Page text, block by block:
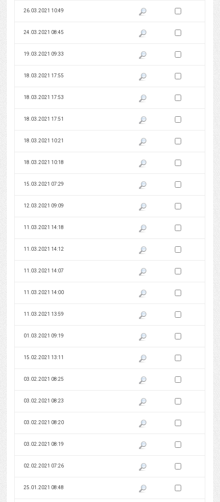
26.03.2021 10:49 Pokaż podgląd wersji z dnia
Zaznacz wersję do
24.03.2021 08:45 Pokaż podgląd wersji z dnia
Zaznacz wersję do
19.03.2021 09:33 Pokaż podgląd wersji z dnia
Zaznacz wersję do
18.03.2021 17:55 Pokaż podgląd wersji z dnia
Zaznacz wersję do
18.03.2021 17:53 Pokaż podgląd wersji z dnia
Zaznacz wersję do
18.03.2021 17:51 Pokaż podgląd wersji z dnia
Zaznacz wersję do
18.03.2021 10:21 Pokaż podgląd wersji z dnia
Zaznacz wersję do
18.03.2021 10:18 Pokaż podgląd wersji z dnia
Zaznacz wersję do
15.03.2021 07:29 Pokaż podgląd wersji z dnia
Zaznacz wersję do
12.03.2021 09:09 Pokaż podgląd wersji z dnia
Zaznacz wersję do
11.03.2021 14:18 Pokaż podgląd wersji z dnia
Zaznacz wersję do
11.03.2021 14:12 Pokaż podgląd wersji z dnia
Zaznacz wersję do
11.03.2021 14:07 Pokaż podgląd wersji z dnia
Zaznacz wersję do
11.03.2021 14:00 Pokaż podgląd wersji z dnia
Zaznacz wersję do
11.03.2021 13:59 Pokaż podgląd wersji z dnia
Zaznacz wersję do
01.03.2021 09:19 Pokaż podgląd wersji z dnia
Zaznacz wersję do
15.02.2021 13:11 Pokaż podgląd wersji z dnia
Zaznacz wersję do
03.02.2021 08:25 Pokaż podgląd wersji z dnia
Zaznacz wersję do
03.02.2021 08:23 Pokaż podgląd wersji z dnia
Zaznacz wersję do
03.02.2021 08:20 Pokaż podgląd wersji z dnia
Zaznacz wersję do
03.02.2021 08:19 Pokaż podgląd wersji z dnia
Zaznacz wersję do
02.02.2021 07:26 Pokaż podgląd wersji z dnia
Zaznacz wersję do
25.01.2021 08:48 Pokaż podgląd wersji z dnia
Zaznacz wersję do